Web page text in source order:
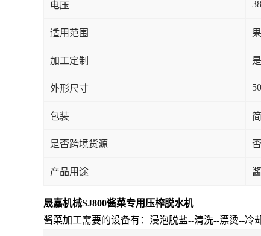
电压
适用范围
加工定制 是
外形尺寸
包装
是否跨境货源 否
产品用途
晟嘉机械SJ800酱菜专用压榨脱水机
酱菜加工需要的设备有：浸泡脱盐--清洗--漂烫--冷